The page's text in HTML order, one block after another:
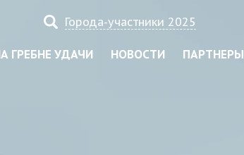
Города-участники 2025
ГРЕБНЕ УДАЧИ НОВОСТИ ПАРТНЕРЫ